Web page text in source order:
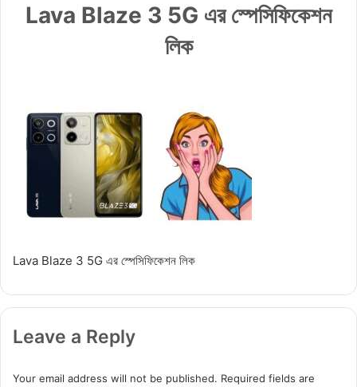
Lava Blaze 3 5G এর স্পেসিফিকেশন
লিক
Lava Blaze 3 5G এর স্পেসিফিকেশন লিক
Leave a Reply
Your email address will not be published. Required fields are